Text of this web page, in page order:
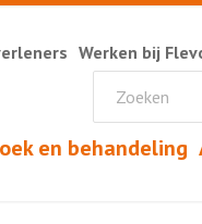
en behandeling
Werken bij